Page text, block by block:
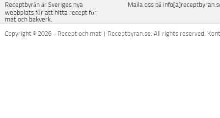
Receptbyrån är Sveriges nya
webbplats för att hitta recept för
mat och bakverk.
Maila oss på
Copyright © 2026 - Recept och mat | Receptbyran.se. All rights reserved.